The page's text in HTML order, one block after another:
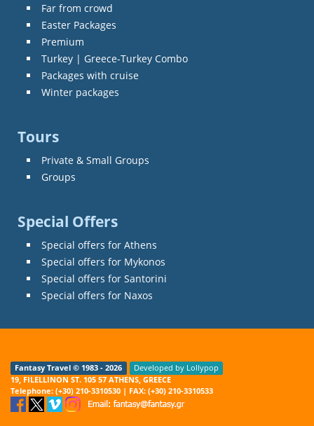
Far from crowd
Easter Packages
Premium
Turkey | Greece-Turkey Combo
Packages with cruise
Winter packages
Tours
Private & Small Groups
Groups
Special Offers
Special offers for Athens
Special offers for Mykonos
Special offers for Santorini
Special offers for Naxos
Fantasy Travel © 1983 - 2026 Developed by Lollypop
19, FILELLINON ST. 105 57 ATHENS, GREECE
Telephone: (+30) 210-3310530 | FAX: (+30) 210-3310533